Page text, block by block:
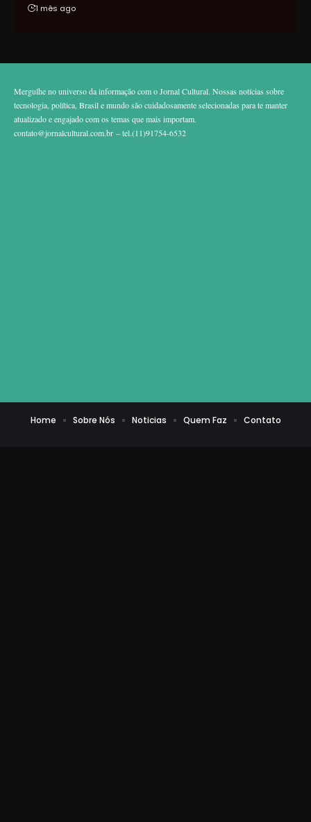
1 mês ago
Mergulhe no universo da informação com o Jornal Cultural. Nossas notícias sobre
tecnologia, política, Brasil e mundo são cuidadosamente selecionadas para te manter
atualizado e engajado com os temas que mais importam.
contato@jornalcultural.com.br – tel.(11)91754-6532
Home Sobre Nós Noticias Quem Faz Contato